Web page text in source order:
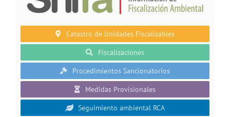
Catastro de Unidades Fiscalizables
Fiscalizaciones
Procedimientos Sancionatorios
Medidas Provisionales
Seguimiento ambiental RCA